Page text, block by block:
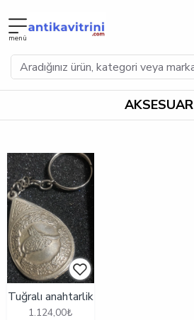
AKSESUAR
Tuğralı anahtarlik
1.124,00₺